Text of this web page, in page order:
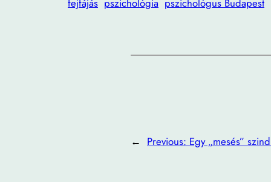
← Previous: Egy „mesés”